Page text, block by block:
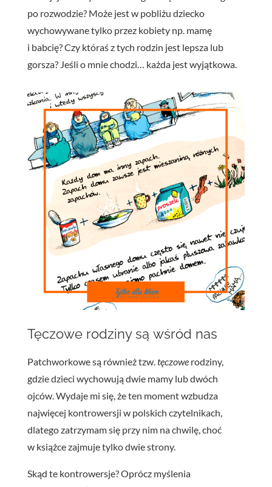
po rozwodzie? Może jest w pobliżu dziecko
wychowywane tylko przez kobiety np. mamę
i babcię? Czy któraś z tych rodzin jest lepsza lub
gorsza? Jeśli o mnie chodzi… każda jest wyjątkowa.
Tęczowe rodziny są wśród nas
Patchworkowe są również tzw.tęczowerodziny,
gdzie dzieci wychowują dwie mamy lub dwóch
ojców. Wydaje mi się, że ten moment wzbudza
najwięcej kontrowersji w polskich czytelnikach,
dlatego zatrzymam się przy nim na chwilę, choć
w książce zajmuje tylko dwie strony.
Skąd te kontrowersje? Oprócz myślenia